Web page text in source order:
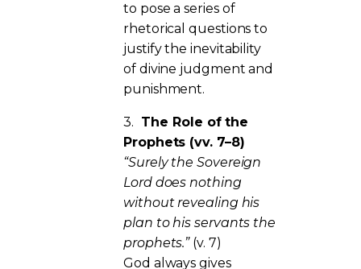
to pose a series of
rhetorical questions to
justify the inevitability
of divine judgment and
punishment.
3. The Role of the
Prophets (vv. 7–8)
“Surely the Sovereign
Lord does nothing
without revealing his
plan to his servants the
prophets.”(v. 7)
God always gives